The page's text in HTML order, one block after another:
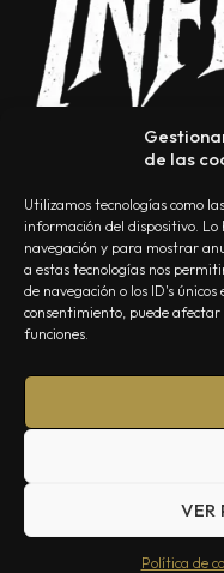
de las
Utilizamos tecnologías como
información del dispositivo.
navegación y para mostrar
a estas tecnologías nos
de navegación o los ID's
consentimiento, puede
funciones.
VER
Política de
NOSOTROS CONTACTO
Summa Inferno —